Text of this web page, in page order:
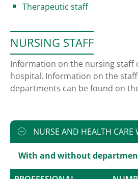
Therapeutic staff
NURSING STAFF
Information on the nursing staff
hospital. Information on the
departments can be found on
NURSE AND HEALTH CARE
With and without